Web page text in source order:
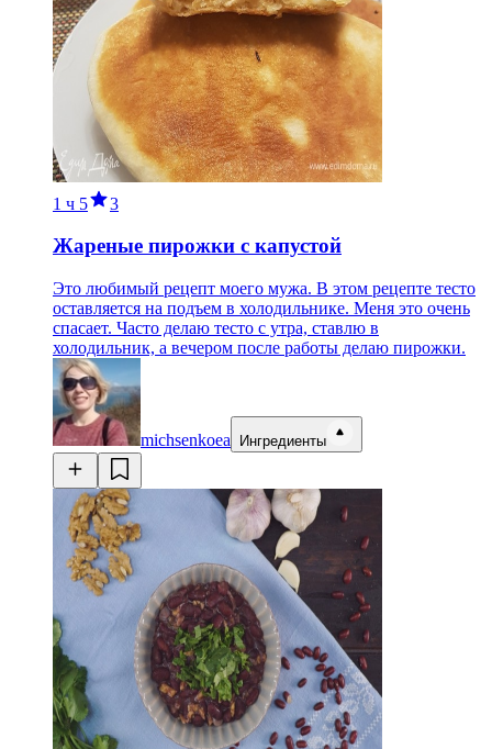
1 ч 5 3
Жареные пирожки с капустой
Это любимый рецепт моего мужа. В этом рецепте тесто
оставляется на подъем в холодильнике. Меня это очень
спасает. Часто делаю тесто с утра, ставлю в
холодильник, а вечером после работы делаю пирожки.
michsenkoea Ингредиенты